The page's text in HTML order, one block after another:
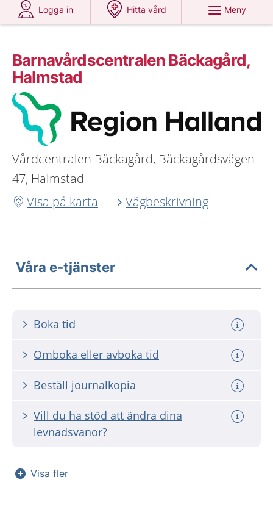
Logga in
Hitta vård
Meny
Barnavårdscentralen Bäckagård,
Halmstad
Vårdcentralen Bäckagård, Bäckagårdsvägen
47, Halmstad
Visa på karta
Vägbeskrivning
Våra e-tjänster
Boka tid
Omboka eller avboka tid
Beställ journalkopia
Vill du ha stöd att ändra dina
levnadsvanor?
Visa fler